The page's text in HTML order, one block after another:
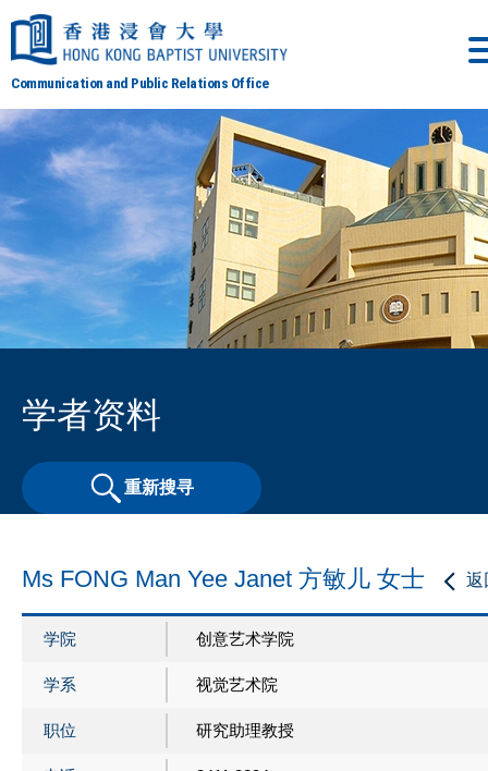
Communication and Public Relations Office
学者资料
重新搜寻
返
Ms FONG Man Yee Janet 方敏儿 女士
学院 创意艺术学院
学系 视觉艺术院
职位 研究助理教授